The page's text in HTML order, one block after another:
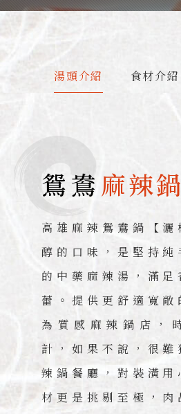
湯頭介紹 食材介紹
鴛鴦麻辣鍋
高雄麻辣鴛鴦鍋【灑
醇的口味，是堅持純
的中藥麻辣湯，滿足
蕾。提供更舒適寬敞
為質感麻辣鍋店，
計，如果不說，很難
辣鍋餐廳，對裝潢用
材更是挑剔至極，肉